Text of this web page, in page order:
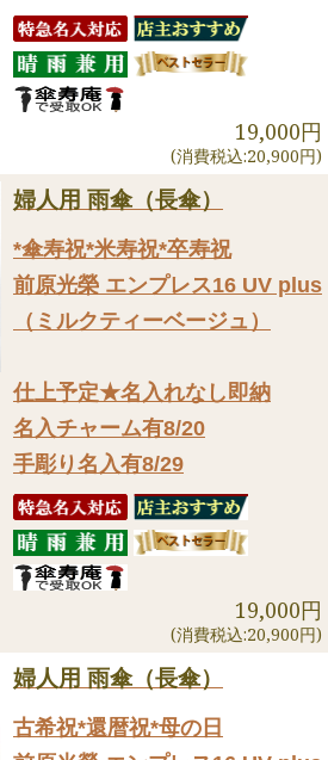
19,000円
(消費税込:20,900円)
婦人用 雨傘（長傘）
*傘寿祝*米寿祝*卒寿祝
前原光榮 エンプレス16 UV plus
（ミルクティーベージュ）
仕上予定★名入れなし即納
名入チャーム有8/20
手彫り名入有8/29
19,000円
(消費税込:20,900円)
婦人用 雨傘（長傘）
古希祝*還暦祝*母の日